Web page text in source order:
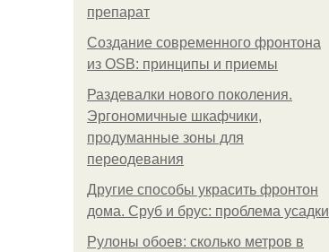
препарат
Создание современного фронтона
из OSB: принципы и приемы
Раздевалки нового поколения.
Эргономичные шкафчики,
продуманные зоны для
переодевания
Другие способы украсить фронтон
дома. Сруб и брус: проблема усадки
Рулоны обоев: сколько метров в